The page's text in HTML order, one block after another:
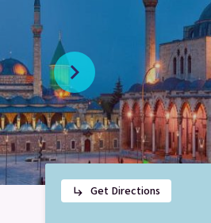
Get Directions
subdirectory_arrow_right